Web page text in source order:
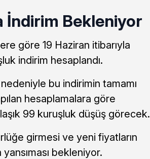
İndirim Bekleniyor
göre 19 Haziran itibarıyla
indirim hesaplandı.
bu indirimin tamamı
hesaplamalara göre
99 kuruşluk düşüş görecek.
girmesi ve yeni fiyatların
yansıması bekleniyor.